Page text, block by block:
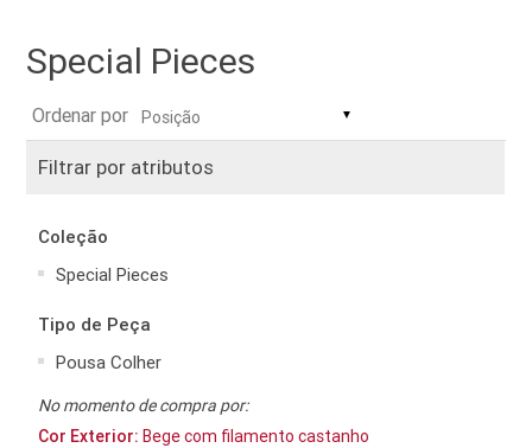
Special Pieces
Ordenar por ▼
Filtrar por atributos
Coleção
Special Pieces
Tipo de Peça
Pousa Colher
No momento de compra por:
Cor Exterior: Bege com filamento castanho